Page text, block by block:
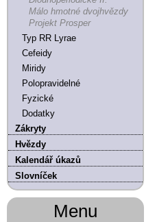
Málo hmotné dvojhvězdy
Projekt Prosper
Typ RR Lyrae
Cefeidy
Miridy
Polopravidelné
Fyzické
Dodatky
Zákryty
Hvězdy
Kalendář úkazů
Slovníček
Menu